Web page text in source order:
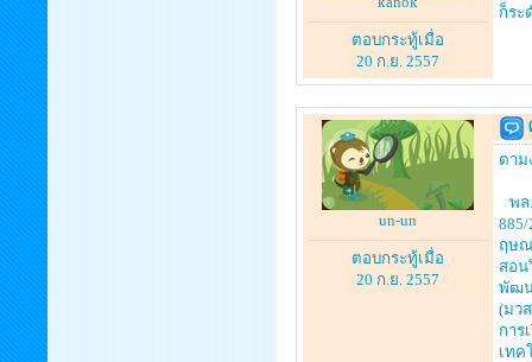
ตอบกระทู้เมื่อ
20 ก.ย. 2557
ก็ระ
un-un
ตอบกระทู้เมื่อ
20 ก.ย. 2557
ตาม
พล
ฤษณ
สอน
พัฒน
(มว
การ
เทค